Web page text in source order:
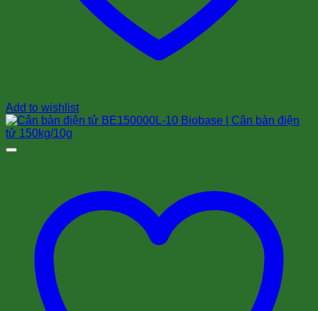
Add to wishlist